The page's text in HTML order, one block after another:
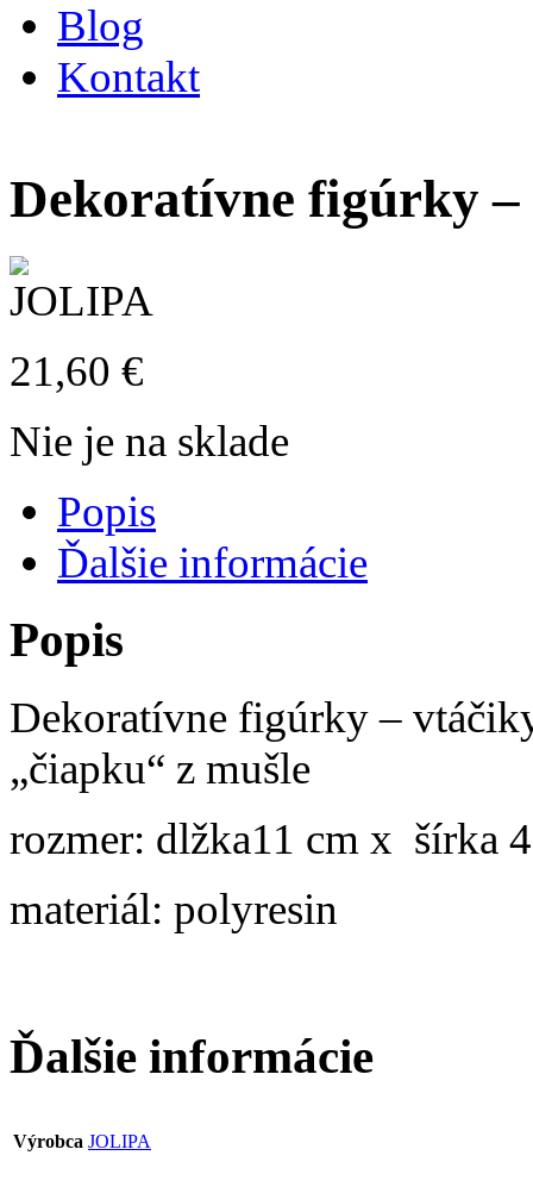
Blog
Kontakt
Dekoratívne figúrky
21,60 €
Nie je na sklade
Popis
Ďalšie informácie
Popis
Dekoratívne figúrky –
„čiapku“ z mušle
rozmer: dlžka11 cm x šírka
materiál: polyresin
Ďalšie informácie
Výrobca JOLIPA